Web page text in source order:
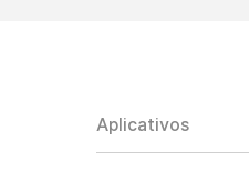
Aplicativos